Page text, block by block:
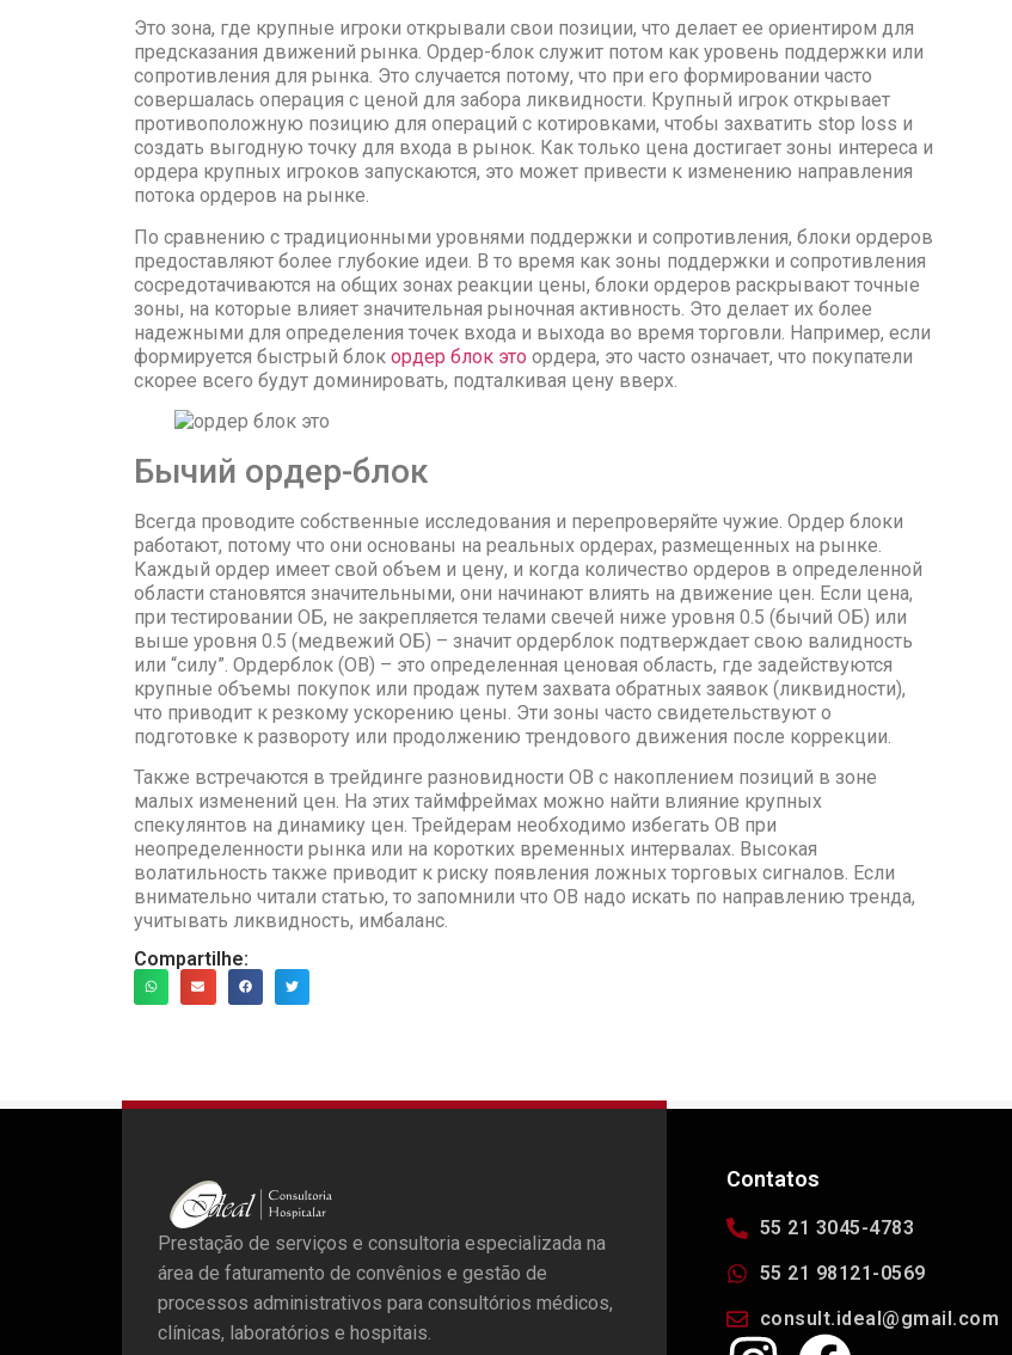
Это зона, где крупные игроки открывали свои позиции, что делает ее ориентиром для
предсказания движений рынка. Ордер-блок служит потом как уровень поддержки или
сопротивления для рынка. Это случается потому, что при его формировании часто
совершалась операция с ценой для забора ликвидности. Крупный игрок открывает
противоположную позицию для операций с котировками, чтобы захватить stop loss и
создать выгодную точку для входа в рынок. Как только цена достигает зоны интереса и
ордера крупных игроков запускаются, это может привести к изменению направления
потока ордеров на рынке.
По сравнению с традиционными уровнями поддержки и сопротивления, блоки ордеров
предоставляют более глубокие идеи. В то время как зоны поддержки и сопротивления
сосредотачиваются на общих зонах реакции цены, блоки ордеров раскрывают точные
зоны, на которые влияет значительная рыночная активность. Это делает их более
надежными для определения точек входа и выхода во время торговли. Например, если
формируется быстрый блок ордер блок это ордера, это часто означает, что покупатели
скорее всего будут доминировать, подталкивая цену вверх.
Бычий ордер-блок
Всегда проводите собственные исследования и перепроверяйте чужие. Ордер блоки
работают, потому что они основаны на реальных ордерах, размещенных на рынке.
Каждый ордер имеет свой объем и цену, и когда количество ордеров в определенной
области становятся значительными, они начинают влиять на движение цен. Если цена,
при тестировании ОБ, не закрепляется телами свечей ниже уровня 0.5 (бычий ОБ) или
выше уровня 0.5 (медвежий ОБ) – значит ордерблок подтверждает свою валидность
или “силу”. Ордерблок (OB) – это определенная ценовая область, где задействуются
крупные объемы покупок или продаж путем захвата обратных заявок (ликвидности),
что приводит к резкому ускорению цены. Эти зоны часто свидетельствуют о
подготовке к развороту или продолжению трендового движения после коррекции.
Также встречаются в трейдинге разновидности OB с накоплением позиций в зоне
малых изменений цен. На этих таймфреймах можно найти влияние крупных
спекулянтов на динамику цен. Трейдерам необходимо избегать OB при
неопределенности рынка или на коротких временных интервалах. Высокая
волатильность также приводит к риску появления ложных торговых сигналов. Если
внимательно читали статью, то запомнили что OB надо искать по направлению тренда,
учитывать ликвидность, имбаланс.
Compartilhe:
Prestação de serviços e consultoria especializada na
área de faturamento de convênios e gestão de
processos administrativos para consultórios médicos,
clínicas, laboratórios e hospitais.
Contatos
55 21 3045-4783
55 21 98121-0569
consult.ideal@gmail.com